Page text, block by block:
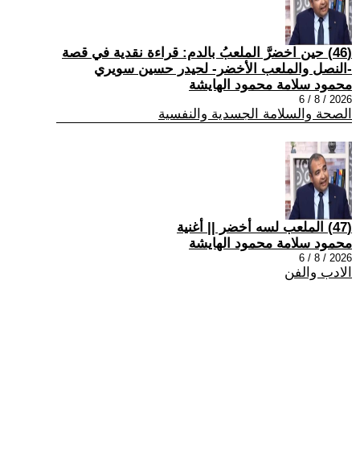
(46) حين اخضرَّ الملعبُ بالدم: قراءة نقدية في قصة
-النصل والملعب الأخضر- لحيدر حسين سويري
محمود سلامة محمود الهايشة
2026 / 8 / 6
الصحة والسلامة الجسدية والنفسية
(47) الملعب لسه أخضر || أغنية
محمود سلامة محمود الهايشة
2026 / 8 / 6
الادب والفن